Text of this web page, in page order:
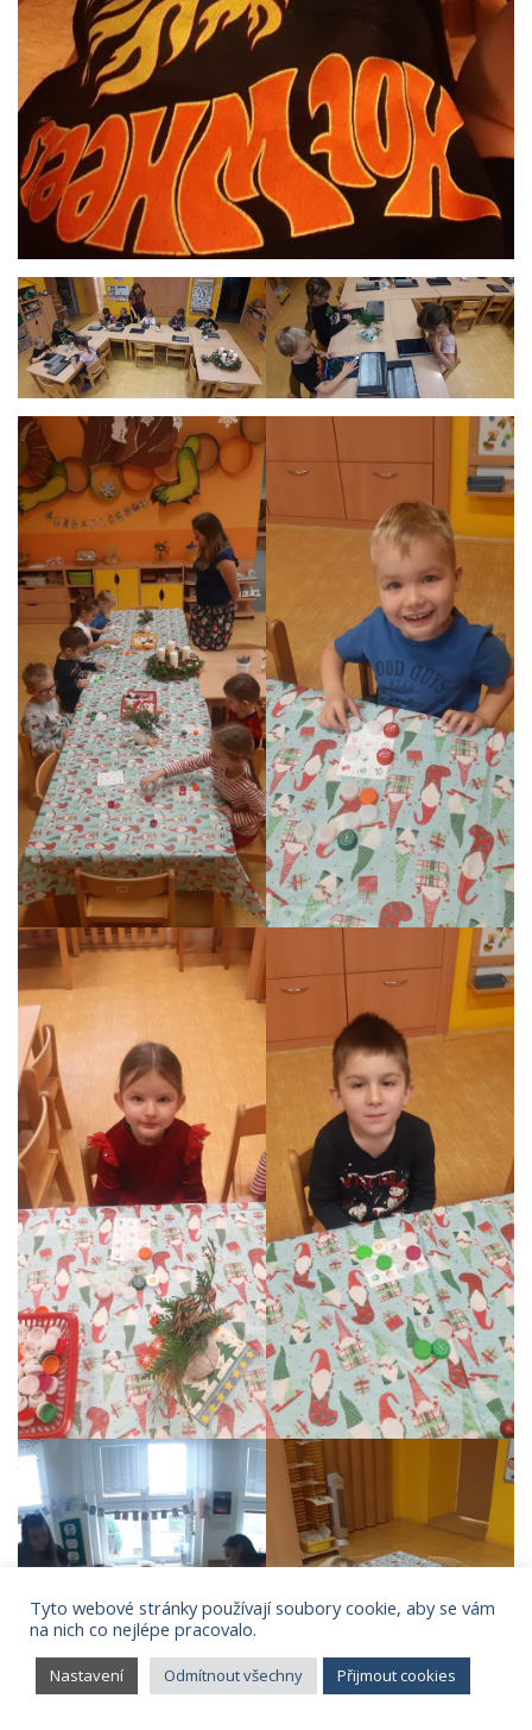
Tyto webové stránky používají soubory cookie, aby se vám
na nich co nejlépe pracovalo.
Nastavení Odmítnout všechny Přijmout cookies